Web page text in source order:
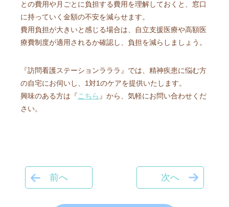
との費用や月ごとに負担する費用を理解しておくと、窓口
に持っていく金額の不安を減らせます。
費用負担が大きいと感じる場合は、自立支援医療や高額医
療費制度が適用されるか確認し、負担を減らしましょう。
『訪問看護ステーションラララ』では、精神疾患に悩む方
の自宅にお伺いし、1対1のケアを提供いたします。
興味のある方は『こちら 』から、気軽にお問い合わせくだ
さい。
前へ 次へ